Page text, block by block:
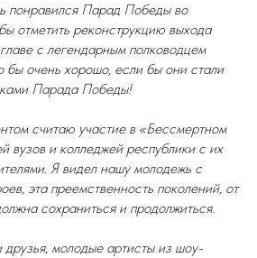
понравился Парад Победы во
отметить реконструкцию выхода
с легендарным полководцем
очень хорошо, если бы они стали
Парада Победы!
считаю участие в «Бессмертном
вузов и колледжей республики с их
Я видел нашу молодежь с
эта преемственность поколений, от
сохраниться и продолжиться.
молодые артисты из шоу-